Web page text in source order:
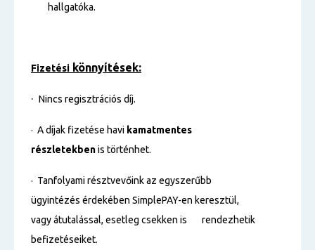
hallgatóka.
Fizetési könnyítések:
· Nincs regisztrációs díj.
· A díjak fizetése havi kamatmentes
részletekbenis történhet.
· Tanfolyami résztvevőink az egyszerűbb
ügyintézés érdekében SimplePAY-en keresztül,
vagy átutalással, esetleg csekken is rendezhetik
befizetéseiket.